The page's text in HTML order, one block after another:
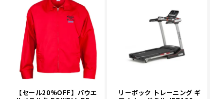
【セール20%OFF】パウエ
リーボック トレーニング ギ